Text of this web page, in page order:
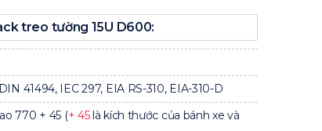
treo tường 15U D600:
41494, IEC 297, EIA RS-310, EIA-310-D
770 + 45 (+ 45là kích thước của bánh xe và